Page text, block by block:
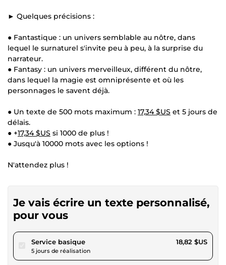
► Quelques précisions :
● Fantastique : un univers semblable au nôtre, dans
lequel le surnaturel s'invite peu à peu, à la surprise du
narrateur.
● Fantasy : un univers merveilleux, différent du nôtre,
dans lequel la magie est omniprésente et où les
personnages le savent déjà.
● Un texte de 500 mots maximum : 17,34 $US et 5 jours de
délais.
● +17,34 $US si 1000 de plus !
● Jusqu'à 10000 mots avec les options !
N'attendez plus !
Je vais écrire un texte personnalisé,
pour vous
Service basiquepour 17,34 $US
5 jours de réalisation
18,82 $US